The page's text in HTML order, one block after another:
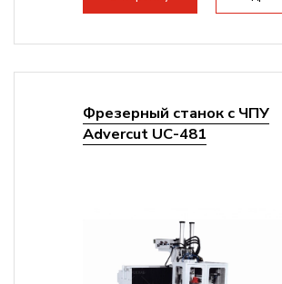
Фрезерный станок с ЧПУ
Advercut UС-481